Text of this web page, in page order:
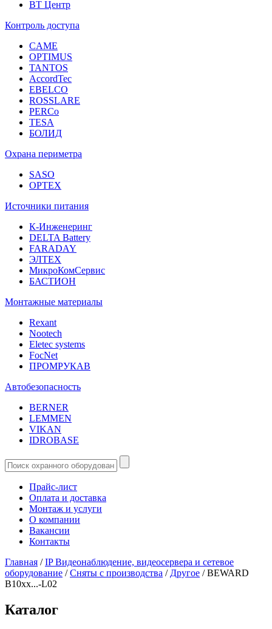
ВТ Центр
Контроль доступа
CAME
OPTIMUS
TANTOS
AccordTec
EBELCO
ROSSLARE
PERCo
TESA
БОЛИД
Охрана периметра
SASO
OPTEX
Источники питания
К-Инженеринг
DELTA Battery
FARADAY
ЭЛТЕХ
МикроКомСервис
БАСТИОН
Монтажные материалы
Rexant
Nootech
Eletec systems
FocNet
ПРОМРУКАВ
Автобезопасность
BERNER
LEMMEN
VIKAN
IDROBASE
Прайс-лист
Оплата и доставка
Монтаж и услуги
О компании
Вакансии
Контакты
Главная /IP Видеонаблюдение, видеосервера и сетевое
оборудование /Сняты с производства / Другое /BEWARD
B10xx...-L02
Каталог